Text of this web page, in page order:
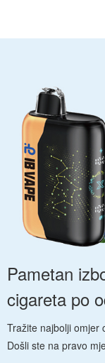
Pametan
cigareta po
Tražite najbolji omjer
Došli ste na pravo